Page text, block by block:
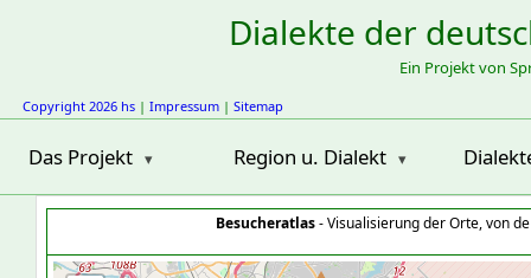
Dialekte der
Ein Projekt von
Copyright 2026 hs | Impressum | Sitemap
Das Projekt Region u. Dialekt
Besucheratlas- Visualisierung der Orte, von